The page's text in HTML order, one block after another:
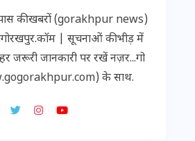
की खबरों (gorakhpur news)
| सूचनाओं की भीड़ में
जरूरी जानकारी पर रखें नज़र...गो
के साथ.